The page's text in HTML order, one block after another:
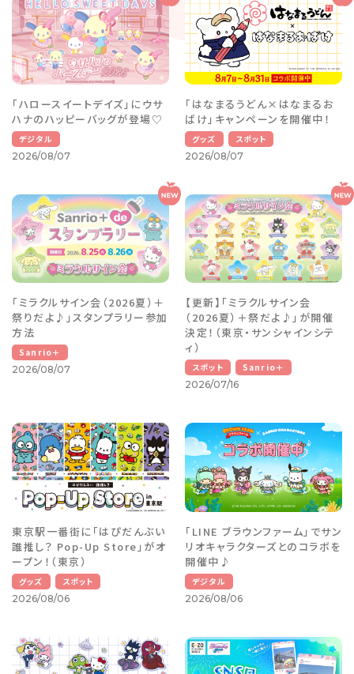
「ハロースイートデイズ」にウサ
ハナのハッピーバッグが登場♡
デジタル
2026/08/07
「はなまるうどん×はなまるお
ばけ」キャンペーンを開催中！
グッズ
スポット
2026/08/07
「ミラクルサイン会（2026夏）＋
祭りだよ♪」スタンプラリー参加
方法
Sanrio＋
2026/08/07
【更新】「ミラクルサイン会
（2026夏）＋祭だよ♪」が開催
決定！（東京・サンシャインシテ
ィ）
スポット
Sanrio＋
2026/07/16
東京駅一番街に「はぴだんぶい
誰推し？ Pop-Up Store」がオ
ープン！（東京）
グッズ
スポット
2026/08/06
「LINE ブラウンファーム」でサン
リオキャラクターズとのコラボを
開催中♪
デジタル
2026/08/06